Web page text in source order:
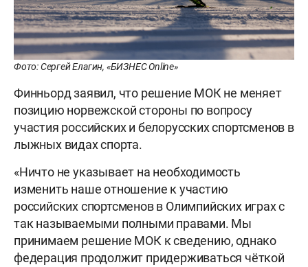
Фото: Сергей Елагин, «БИЗНЕС Online»
Финньорд заявил, что решение МОК не меняет
позицию норвежской стороны по вопросу
участия российских и белорусских спортсменов в
лыжных видах спорта.
«Ничто не указывает на необходимость
изменить наше отношение к участию
российских спортсменов в Олимпийских играх с
так называемыми полными правами. Мы
принимаем решение МОК к сведению, однако
федерация продолжит придерживаться чёткой